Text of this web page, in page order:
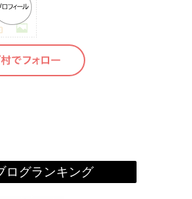
ログランキング